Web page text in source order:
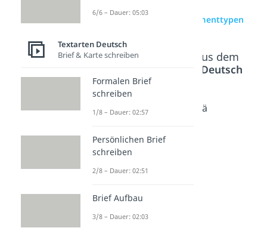
zur Videoseite: Argumenttypen
BereichTextarten Deutsch
sierend
Argume
ives
nt
6/6 – Dauer: 05:03
Textarten Deutsch
Brief & Karte schreiben
Formalen Brief
schreiben
1/8 – Dauer: 02:57
Persönlichen Brief
schreiben
2/8 – Dauer: 02:51
Brief Aufbau
3/8 – Dauer: 02:03